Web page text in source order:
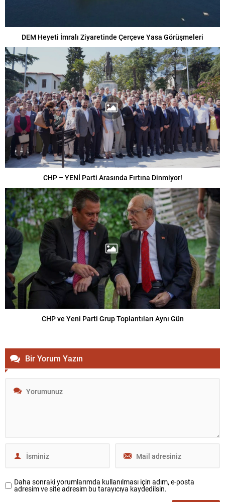
DEM Heyeti İmralı Ziyaretinde Çerçeve Yasa Görüşmeleri
CHP – YENİ Parti Arasında Fırtına Dinmiyor!
CHP ve Yeni Parti Grup Toplantıları Aynı Gün
Bir Yorum Yazın
Daha sonraki yorumlarımda kullanılması için adım, e-posta
adresim ve site adresim bu tarayıcıya kaydedilsin.